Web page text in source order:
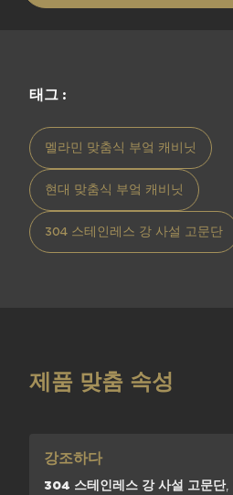
태그 :
멜라민 맞춤식 부엌 캐비닛
현대 맞춤식 부엌 캐비닛
304 스테인레스 강 사설 고문단
제품 맞춤 속성
강조하다
304 스테인레스 강 사설 고문단,